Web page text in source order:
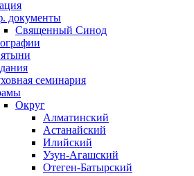
документы
Священный Синод
семинария
Округ
Алматинский
Астанайский
Илийский
Узун-Агашский
Отеген-Батырский